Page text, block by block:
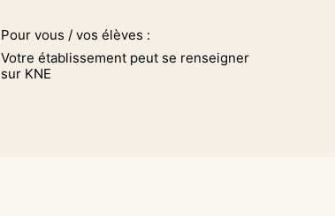
Pour vous / vos élèves :
Votre établissement peut se renseigner
sur KNE